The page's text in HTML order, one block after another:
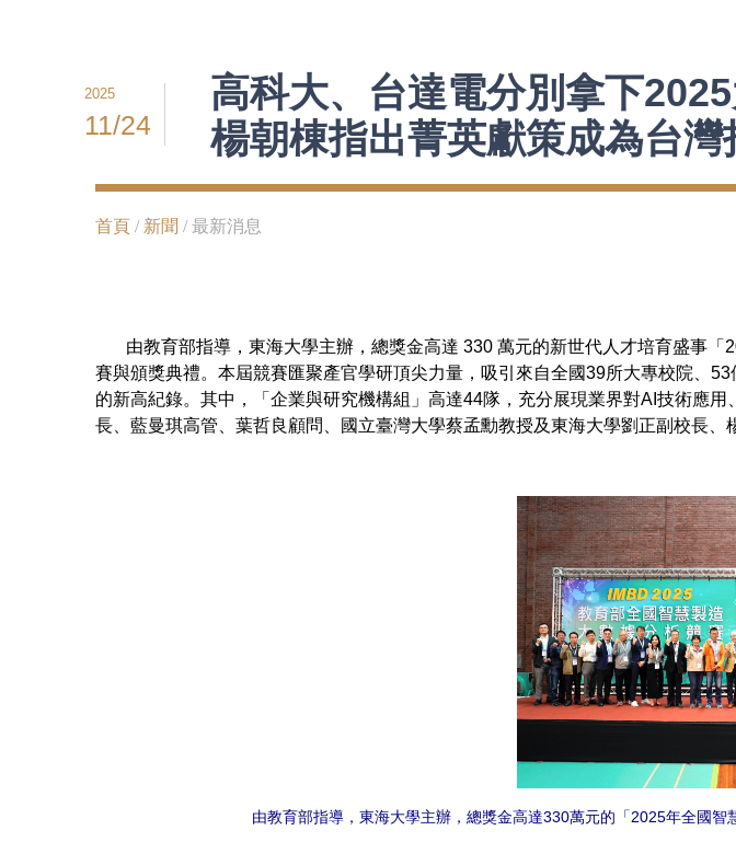
2025
11/24
高科大、台達電分別拿下
楊朝棟指出菁英獻策成為台
首頁 / 新聞 / 最新消息
由教育部指導，東海大學主辦，總獎金高達 330 萬元的新世代人才培育盛事「
賽與頒獎典禮。本屆競賽匯聚產官學研頂尖力量，吸引來自全國39所大專校院、
的新高紀錄。其中，「企業與研究機構組」高達44隊，充分展現業界對AI技術應
長、藍曼琪高管、葉哲良顧問、國立臺灣大學蔡孟勳教授及東海大學劉正副校長
由教育部指導，東海大學主辦，總獎金高達330萬元的「2025年全國